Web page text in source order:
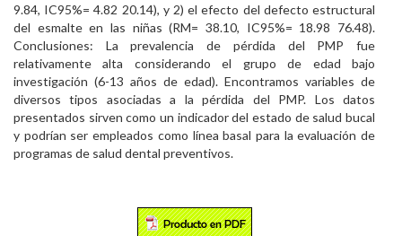
9.84, IC95%= 4.82 20.14), y 2) el efecto del defecto estructural
del esmalte en las niñas (RM= 38.10, IC95%= 18.98 76.48).
Conclusiones: La prevalencia de pérdida del PMP fue
relativamente alta considerando el grupo de edad bajo
investigación (6-13 años de edad). Encontramos variables de
diversos tipos asociadas a la pérdida del PMP. Los datos
presentados sirven como un indicador del estado de salud bucal
y podrían ser empleados como línea basal para la evaluación de
programas de salud dental preventivos.